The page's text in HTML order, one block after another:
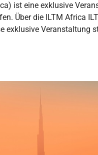
ist eine exklusive
Über die ILTM Africa
exklusive Veranstaltung